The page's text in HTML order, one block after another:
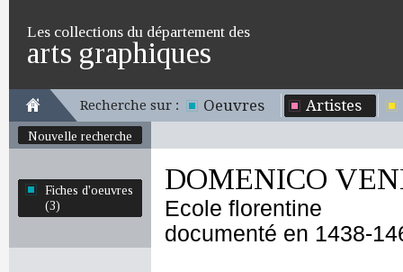
Les collections du département des
arts graphiques
Recherche sur : Oeuvres Artistes
Nouvelle recherche
Fiches d'oeuvres
(3)
DOMENICO
Ecole florentine
documenté en 1438-